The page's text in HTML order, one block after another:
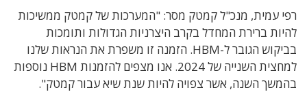
רפי עמית, מנכ"ל קמטק מסר: "המערכות של קמטק ממשיכות
להיות ברירת המחדל בקרב היצרניות הגדולות ותומכות
בביקוש הגובר ל-HBM. הזמנה זו משפרת את הנראות שלנו
למחצית השנייה של 2024. אנו מצפים להזמנות HBM נוספות
בהמשך השנה, אשר צפויה להיות שנת שיא עבור קמטק".